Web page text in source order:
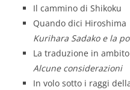
Il cammino di Shikoku
Quando dici Hiroshima
Kurihara Sadako e la
La traduzione in
Alcune considerazioni
In volo sotto i raggi